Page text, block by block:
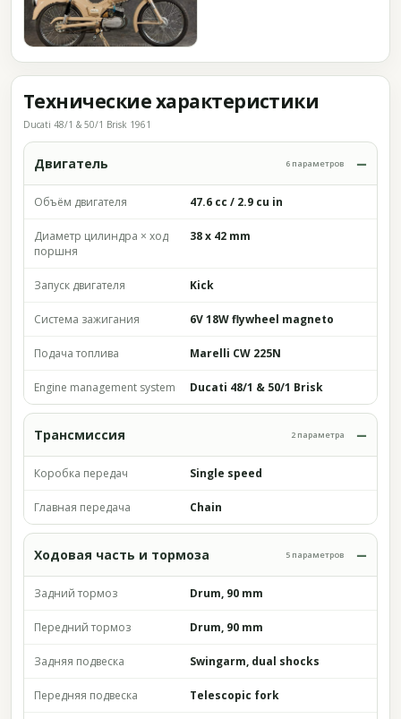
Технические характеристики
Ducati 48/1 & 50/1 Brisk 1961
Двигатель 6 параметров
Объём двигателя 47.6 cc / 2.9 cu in
Диаметр цилиндра × ход
поршня
38 x 42 mm
Запуск двигателя Kick
Система зажигания 6V 18W flywheel magneto
Подача топлива Marelli CW 225N
Engine management system Ducati 48/1 & 50/1 Brisk
Трансмиссия 2 параметра
Коробка передач Single speed
Главная передача Chain
Ходовая часть и тормоза 5 параметров
Задний тормоз Drum, 90 mm
Передний тормоз Drum, 90 mm
Задняя подвеска Swingarm, dual shocks
Передняя подвеска Telescopic fork